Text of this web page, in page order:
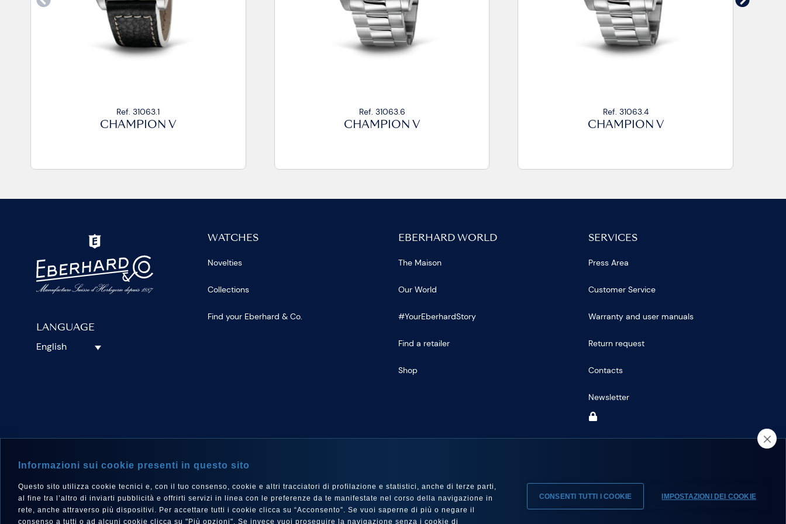
LANGUAGE
English
WATCHES
Novelties
Collections
Find your Eberhard & Co.
EBERHARD WORLD
The Maison
Our World
#YourEberhardStory
Find a retailer
Shop
SERVICES
Press Area
Customer Service
Warranty and user manuals
Return request
Contacts
Newsletter
Informazioni sui cookie presenti in questo sito
Questo sito utilizza cookie tecnici e, con il tuo consenso, cookie e altri tracciatori di profilazione e statistici, anche di terze parti,
al fine tra l’altro di inviarti pubblicità e offrirti servizi in linea con le preferenze da te manifestate nel corso della navigazione in
rete, anche attraverso più dispositivi. Per accettare tutti i cookie clicca su “Acconsento”. Se vuoi saperne di più o negare il
consenso a tutti o ad alcuni cookie clicca su "Più opzioni". Se invece vuoi proseguire la navigazione senza i cookie di
CONSENTI TUTTI I COOKIE IMPOSTAZIONI DEI COOKIE